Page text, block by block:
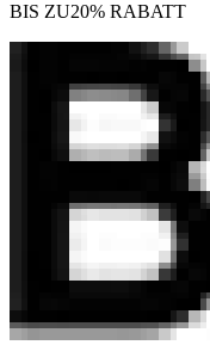
BIS ZU20% RABATT